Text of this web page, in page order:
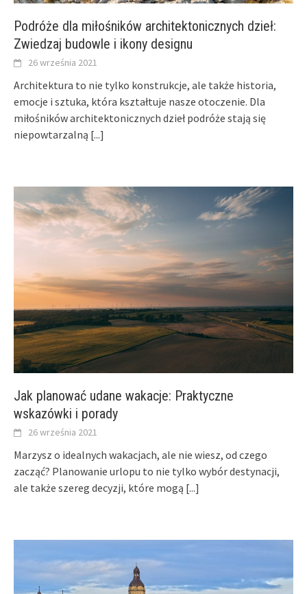
Podróże dla miłośników architektonicznych dzieł:
Zwiedzaj budowle i ikony designu
26 września 2021
Architektura to nie tylko konstrukcje, ale także historia,
emocje i sztuka, która kształtuje nasze otoczenie. Dla
miłośników architektonicznych dzieł podróże stają się
niepowtarzalną [...]
Jak planować udane wakacje: Praktyczne
wskazówki i porady
26 września 2021
Marzysz o idealnych wakacjach, ale nie wiesz, od czego
zacząć? Planowanie urlopu to nie tylko wybór destynacji,
ale także szereg decyzji, które mogą [...]